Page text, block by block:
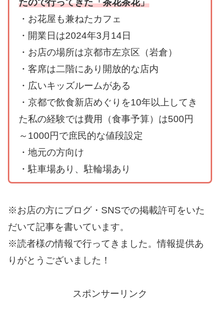
・お花屋も兼ねたカフェ
・開業日は2024年3月14日
・お店の場所は京都市左京区（岩倉）
・客席は二階にあり開放的な店内
・広いキッズルームがある
・京都で飲食新店めぐりを10年以上してき
た私の経験では費用（食事予算）は500円
～1000円で庶民的な値段設定
・地元の方向け
・駐車場あり、駐輪場あり
※お店の方にブログ・SNSでの掲載許可をいた
だいて記事を書いています。
※読者様の情報で行ってきました。情報提供あ
りがとうございました！
スポンサーリンク